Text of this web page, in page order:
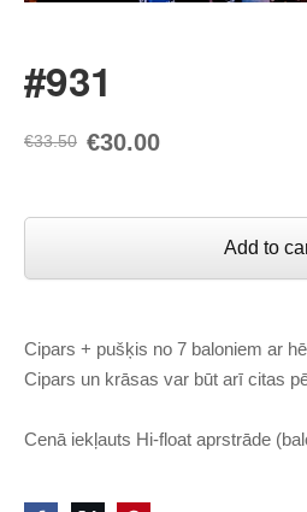
#931
€33.50 €30.00
Add to
Cipars + pušķis no 7 baloniem ar
Cipars un krāsas var būt arī citas
Cenā iekļauts Hi-float aprstrāde